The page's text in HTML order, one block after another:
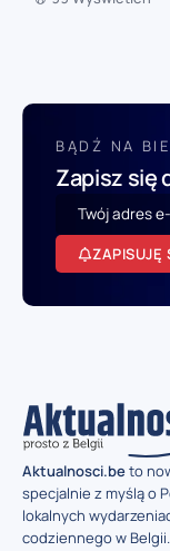
BĄDŹ NA
Zapisz się
ZAPISUJĘ
Aktualnosci.beto
specjalnie z myślą o
lokalnych
codziennego w Belgii.